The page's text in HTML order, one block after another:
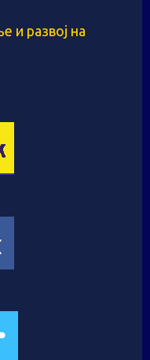
и развој на